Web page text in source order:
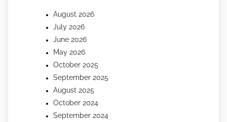
August 2026
July 2026
June 2026
May 2026
October 2025
September 2025
August 2025
October 2024
September 2024